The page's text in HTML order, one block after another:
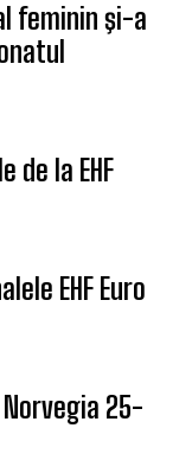
feminin şi-a
de la EHF
EHF Euro
25-